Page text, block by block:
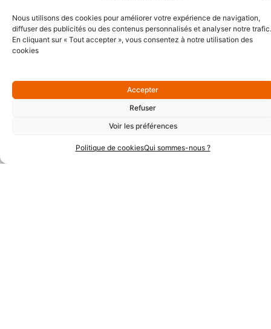
Nous utilisons des cookies pour améliorer votre expérience de navigation,
diffuser des publicités ou des contenus personnalisés et analyser notre trafic.
En cliquant sur « Tout accepter », vous consentez à notre utilisation des
cookies
Accepter
Refuser
Voir les préférences
Politique de cookiesQui sommes-nous ?
Partenaires Argent